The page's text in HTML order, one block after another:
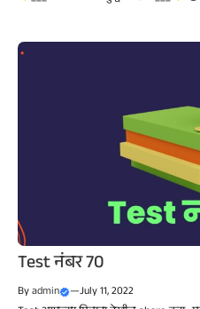
Test नंबर 70
Byadmin —July 11, 2022